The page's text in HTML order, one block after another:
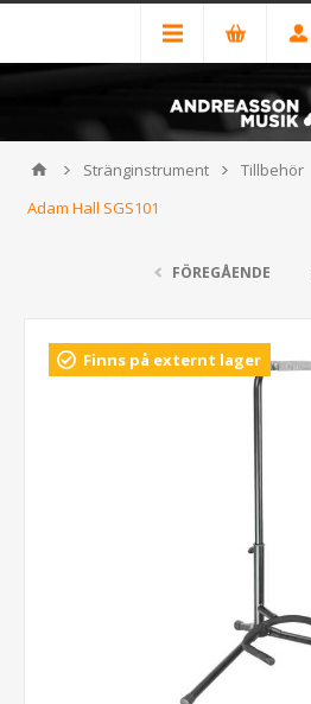
Stränginstrument Tillbehör
Adam Hall SGS101
FÖREGÅENDE
Finns på externt lager